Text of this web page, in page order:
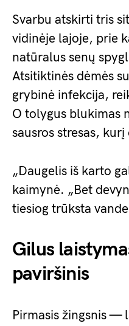
Svarbu atskirti tris
vidinėje lajoje, prie
natūralus senų
Atsitiktinės dėmės
grybinė infekcija,
O tolygus blukimas
sausros stresas,
„Daugelis iš karto
kaimynė. „Bet
tiesiog trūksta
Gilus
paviršinis
Pirmasis žingsnis —